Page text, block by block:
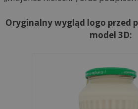
Oryginalny wygląd logo przed
model 3D: